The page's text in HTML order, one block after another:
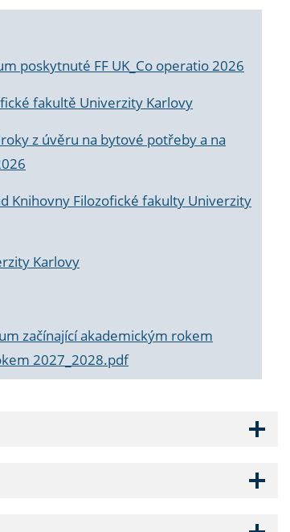
poskytnuté FF UK_Co operatio 2026
fakultě Univerzity Karlovy
z úvěru na bytové potřeby a na
Knihovny Filozofické fakulty Univerzity
Karlovy
začínající akademickým rokem
2027_2028.pdf